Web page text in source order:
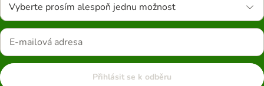
Vyberte prosím alespoň jednu možnost
Přihlásit se k odběru